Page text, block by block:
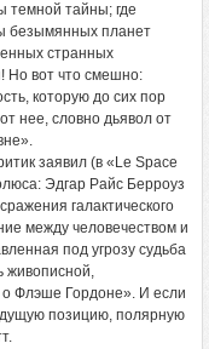
темной тайны; где
безымянных планет
странных
Но вот что смешно:
которую до сих пор
нее, словно дьявол от
заявил (в «Le Space
Эдгар Райc Берроуз
галактического
между человечеством и
под угрозу судьба
живописной,
о Флэше Гордоне». И если
позицию, полярную